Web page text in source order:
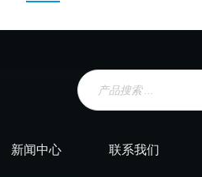
Products
search
新闻中心 联系我们